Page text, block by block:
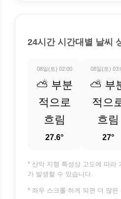
24시간 시간대별 날씨
08일(토) 02:00
⛅ 부분
적으로
흐림
27.6°
08일(토)
⛅ 부
적으
흐림
27°
* 산악 지형 특성상 고도에 따라
가 발생할 수 있습니다.
* 좌우 스크롤 하게 되면 더 많은